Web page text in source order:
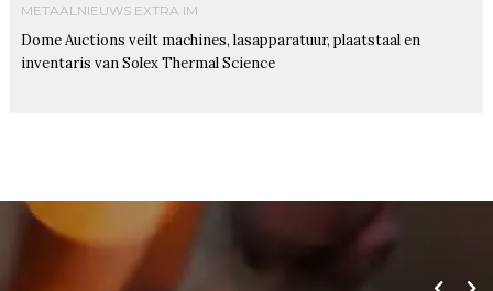
METAALNIEUWS EXTRA IM
Dome Auctions veilt machines, lasapparatuur, plaatstaal en
inventaris van Solex Thermal Science